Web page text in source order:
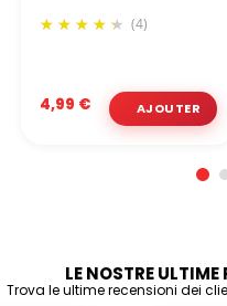
(4)
4,99 €
LE NOSTRE
Trova le ultime recensioni dei